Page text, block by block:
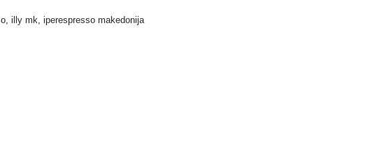
, illy mk, iperespresso makedonija